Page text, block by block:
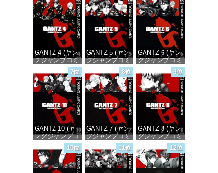
価格：¥100 価格：¥100 価格：¥100
GANTZ 4 (ヤン
グジャンプコミ
ックスDIGITAL)
価格：¥100
GANTZ 5 (ヤン
グジャンプコミ
ックスDIGITAL)
価格：¥100
GANTZ 6 (ヤン
グジャンプコミ
ックスDIGITAL)
価格：¥100
7位
GANTZ 10 (ヤ
ングジャンプコ
DIGITAL)
価格：¥100
8位
GANTZ 7 (ヤン
グジャンプコミ
ックスDIGITAL)
価格：¥100
9位
GANTZ 8 (ヤン
グジャンプコミ
ックスDIGITAL)
価格：¥100
10位 11位 12位